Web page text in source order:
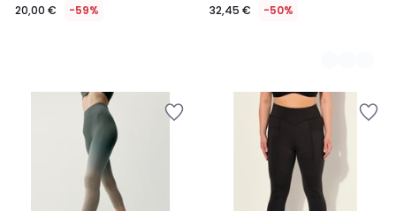
20,00 € -59% 32,45 € -50%